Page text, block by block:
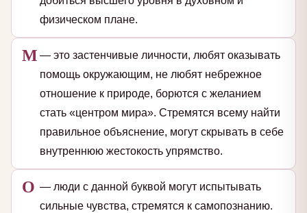
физическом плане.
М — это застенчивые личности, любят оказывать
помощь окружающим, не любят небрежное
отношение к природе, борются с желанием
стать «центром мира». Стремятся всему найти
правильное объяснение, могут скрывать в себе
внутреннюю жестокость упрямство.
О — люди с данной буквой могут испытывать
сильные чувства, стремятся к самопознанию.